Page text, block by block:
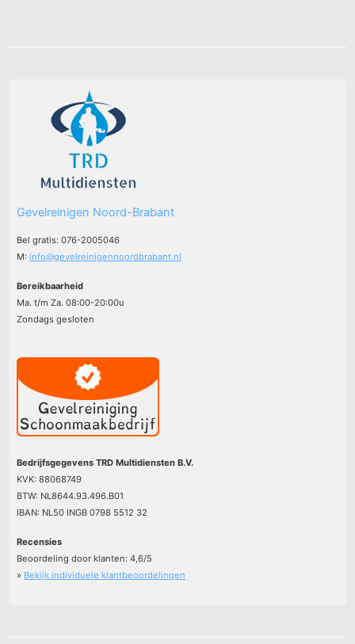
Gevelreinigen Noord-Brabant
Bel gratis: 076-2005046
M:info@gevelreinigennoordbrabant.nl
Bereikbaarheid
Ma. t/m Za. 08:00-20:00u
Zondags gesloten
Bedrijfsgegevens TRD Multidiensten B.V.
KVK: 88068749
BTW: NL8644.93.496.B01
IBAN: NL50 INGB 0798 5512 32
Recensies
Beoordeling door klanten:4,6/5
» Bekijk individuele klantbeoordelingen